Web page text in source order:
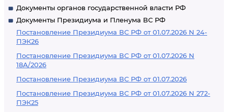
Документы органов государственной власти РФ
Документы Президиума и Пленума ВС РФ
Постановление Президиума ВС РФ от 01.07.2026 N 24-
ПЭК26
Постановление Президиума ВС РФ от 01.07.2026 N
18А/2026
Постановление Президиума ВС РФ от 01.07.2026
Постановление Президиума ВС РФ от 01.07.2026 N 272-
ПЭК25